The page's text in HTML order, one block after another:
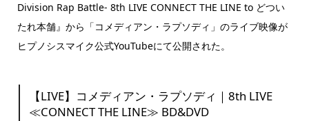
Division Rap Battle- 8th LIVE CONNECT THE LINE to どつい
たれ本舗』から「コメディアン・ラプソディ」のライブ映像が
ヒプノシスマイク公式YouTubeにて公開された。
【LIVE】コメディアン・ラプソディ｜8th LIVE
≪CONNECT THE LINE≫ BD&DVD